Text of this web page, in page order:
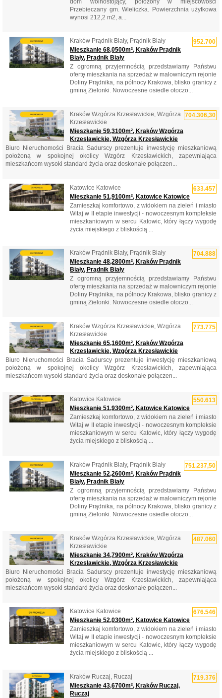
dom wolnostojący, położony w miejscowości
Przebieczany gm. Wieliczka. Powierzchnia użytkowa
wynosi 212,2 m2, a...
952.700
Kraków Prądnik Biały, Prądnik Biały
Mieszkanie 68,0500m², Kraków Prądnik
Biały, Prądnik Biały
Z ogromną przyjemnością przedstawiamy Państwu
ofertę mieszkania na sprzedaż w malowniczym rejonie
Doliny Prądnika, na północy Krakowa, blisko granicy z
gminą Zielonki. Nowoczesne osiedle otoczo...
704.306,30
Kraków Wzgórza Krzesławickie, Wzgórza
Krzesławickie
Mieszkanie 59,3100m², Kraków Wzgórza
Krzesławickie, Wzgórza Krzesławickie
Biuro Nieruchomości Bracia Sadurscy prezentuje inwestycję mieszkaniową
położoną w spokojnej okolicy Wzgórz Krzesławickich, zapewniająca
mieszkańcom wysoki standard życia oraz doskonałe połączen...
633.457
Katowice Katowice
Mieszkanie 51,9100m², Katowice Katowice
Zamieszkaj komfortowo, z widokiem na zieleń i miasto
Witaj w II etapie inwestycji - nowoczesnym kompleksie
mieszkaniowym w sercu Katowic, który łączy wygodę
życia miejskiego z bliskością ...
704.888
Kraków Prądnik Biały, Prądnik Biały
Mieszkanie 48,2800m², Kraków Prądnik
Biały, Prądnik Biały
Z ogromną przyjemnością przedstawiamy Państwu
ofertę mieszkania na sprzedaż w malowniczym rejonie
Doliny Prądnika, na północy Krakowa, blisko granicy z
gminą Zielonki. Nowoczesne osiedle otoczo...
773.775
Kraków Wzgórza Krzesławickie, Wzgórza
Krzesławickie
Mieszkanie 65,1600m², Kraków Wzgórza
Krzesławickie, Wzgórza Krzesławickie
Biuro Nieruchomości Bracia Sadurscy prezentuje inwestycję mieszkaniową
położoną w spokojnej okolicy Wzgórz Krzesławickich, zapewniająca
mieszkańcom wysoki standard życia oraz doskonałe połączen...
550.613
Katowice Katowice
Mieszkanie 51,9300m², Katowice Katowice
Zamieszkaj komfortowo, z widokiem na zieleń i miasto
Witaj w II etapie inwestycji - nowoczesnym kompleksie
mieszkaniowym w sercu Katowic, który łączy wygodę
życia miejskiego z bliskością ...
751.237,50
Kraków Prądnik Biały, Prądnik Biały
Mieszkanie 52,2600m², Kraków Prądnik
Biały, Prądnik Biały
Z ogromną przyjemnością przedstawiamy Państwu
ofertę mieszkania na sprzedaż w malowniczym rejonie
Doliny Prądnika, na północy Krakowa, blisko granicy z
gminą Zielonki. Nowoczesne osiedle otoczo...
487.060
Kraków Wzgórza Krzesławickie, Wzgórza
Krzesławickie
Mieszkanie 34,7900m², Kraków Wzgórza
Krzesławickie, Wzgórza Krzesławickie
Biuro Nieruchomości Bracia Sadurscy prezentuje inwestycję mieszkaniową
położoną w spokojnej okolicy Wzgórz Krzesławickich, zapewniająca
mieszkańcom wysoki standard życia oraz doskonałe połączen...
676.546
Katowice Katowice
Mieszkanie 52,0300m², Katowice Katowice
Zamieszkaj komfortowo, z widokiem na zieleń i miasto
Witaj w II etapie inwestycji - nowoczesnym kompleksie
mieszkaniowym w sercu Katowic, który łączy wygodę
życia miejskiego z bliskością ...
719.376
Kraków Ruczaj, Ruczaj
Mieszkanie 43,6700m², Kraków Ruczaj,
Ruczaj